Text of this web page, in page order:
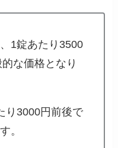
1錠あたり3500
な価格となり
り3000円前後で
。